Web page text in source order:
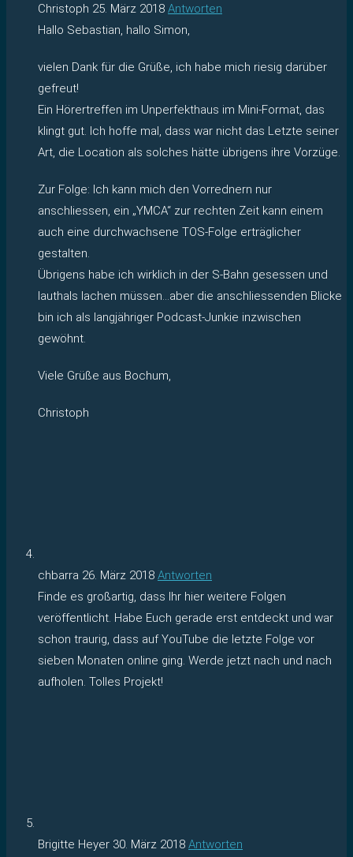
Christoph 25. März 2018 Antworten
Hallo Sebastian, hallo Simon,
vielen Dank für die Grüße, ich habe mich riesig darüber
gefreut!
Ein Hörertreffen im Unperfekthaus im Mini-Format, das
klingt gut. Ich hoffe mal, dass war nicht das Letzte seiner
Art, die Location als solches hätte übrigens ihre Vorzüge.
Zur Folge: Ich kann mich den Vorrednern nur
anschliessen, ein „YMCA“ zur rechten Zeit kann einem
auch eine durchwachsene TOS-Folge erträglicher
gestalten.
Übrigens habe ich wirklich in der S-Bahn gesessen und
lauthals lachen müssen…aber die anschliessenden Blicke
bin ich als langjähriger Podcast-Junkie inzwischen
gewöhnt.
Viele Grüße aus Bochum,
Christoph
chbarra 26. März 2018 Antworten
Finde es großartig, dass Ihr hier weitere Folgen
veröffentlicht. Habe Euch gerade erst entdeckt und war
schon traurig, dass auf YouTube die letzte Folge vor
sieben Monaten online ging. Werde jetzt nach und nach
aufholen. Tolles Projekt!
Brigitte Heyer 30. März 2018 Antworten